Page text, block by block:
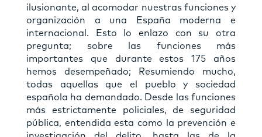
ilusionante, al acomodar nuestras funciones y
organización a una España moderna e
internacional. Esto lo enlazo con su otra
pregunta; sobre las funciones más
importantes que durante estos 175 años
hemos desempeñado; Resumiendo mucho,
todas aquellas que el pueblo y sociedad
española ha demandado. Desde las funciones
más estrictamente policiales, de seguridad
pública, entendida esta como la prevención e